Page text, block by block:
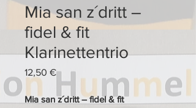
Mia san z´dritt –
fidel & fit
Klarinettentrio
12,50 €Preis
Mia san z´dritt – fidel & fit